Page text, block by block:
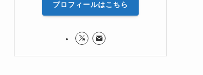
プロフィールはこちら